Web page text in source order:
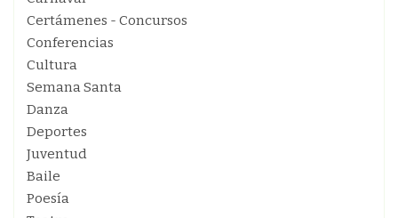
Certámenes - Concursos
Conferencias
Cultura
Semana Santa
Danza
Deportes
Juventud
Baile
Poesía